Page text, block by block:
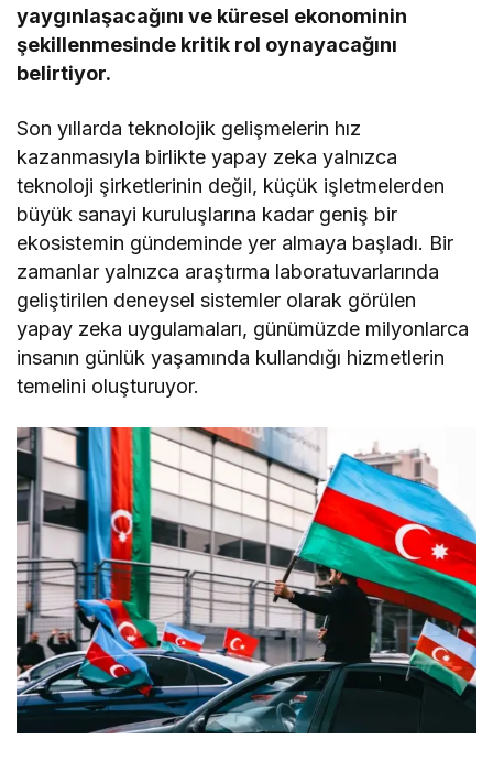
yaygınlaşacağını ve küresel ekonominin
şekillenmesinde kritik rol oynayacağını
belirtiyor.
Son yıllarda teknolojik gelişmelerin hız
kazanmasıyla birlikte yapay zeka yalnızca
teknoloji şirketlerinin değil, küçük işletmelerden
büyük sanayi kuruluşlarına kadar geniş bir
ekosistemin gündeminde yer almaya başladı. Bir
zamanlar yalnızca araştırma laboratuvarlarında
geliştirilen deneysel sistemler olarak görülen
yapay zeka uygulamaları, günümüzde milyonlarca
insanın günlük yaşamında kullandığı hizmetlerin
temelini oluşturuyor.